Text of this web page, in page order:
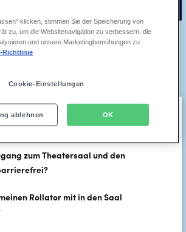
FRAGEN UND ANTWORTEN
zum Gebäude barrierefrei?
zum Theatersaal und den
Rollator mit in den Saal
klicken, stimmen Sie der Speicherung von
zu, um die Websitenavigation zu verbessern, die
und unsere Marketingbemühungen zu
Richtlinie
Cookie-Einstellungen
ablehnen OK